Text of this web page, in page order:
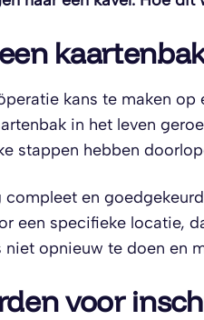
kans te maken
in het leven
stappen hebben
compleet en
een specifieke locatie,
opnieuw te doen en
voor